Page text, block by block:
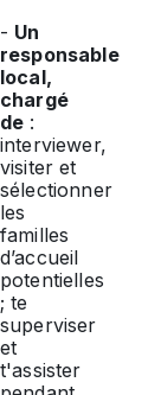
- Un
responsable
local,
chargé
de :
interviewer,
visiter et
sélectionner
les
familles
d’accueil
potentielles
; te
superviser
et
t'assister